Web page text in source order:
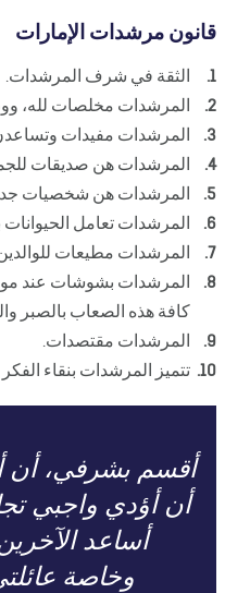
قانون مرشدات الإمارات
الثقة في شرف المرشدات.
المرشدات مخلصات لله،
المرشدات مفيدات وتساعدن
المرشدات هن صديقات
المرشدات هن شخصيات جديرة
المرشدات تعامل الحيوانات
المرشدات مطيعات للوالدين
المرشدات بشوشات عند مواجهة
كافة هذه الصعاب بالصبر
المرشدات مقتصدات.
تتميز المرشدات بنقاء الفكر
أقسم بشرفي، أن
أن أؤدي واجبي
أساعد الآخرين
وخاصة